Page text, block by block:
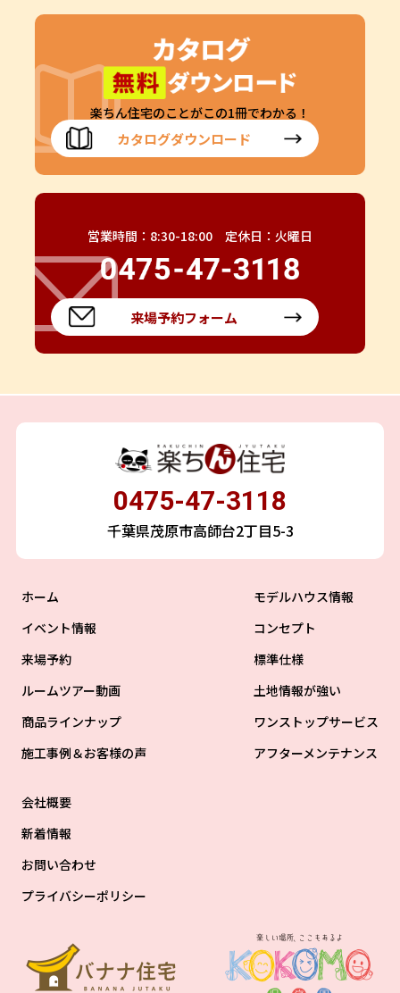
楽ちん住宅のことがこの1冊でわかる！
カタログダウンロード
営業時間：8:30-18:00 定休日：火曜日
来場予約フォーム
0475-47-3118
千葉県茂原市高師台2丁目5-3
ホーム
イベント情報
来場予約
ルームツアー動画
商品ラインナップ
施工事例＆お客様の声
モデルハウス情報
コンセプト
標準仕様
土地情報が強い
ワンストップサービス
アフターメンテナンス
会社概要
新着情報
お問い合わせ
プライバシーポリシー